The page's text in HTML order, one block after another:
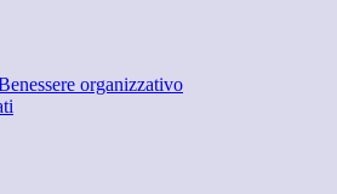
organizzativo